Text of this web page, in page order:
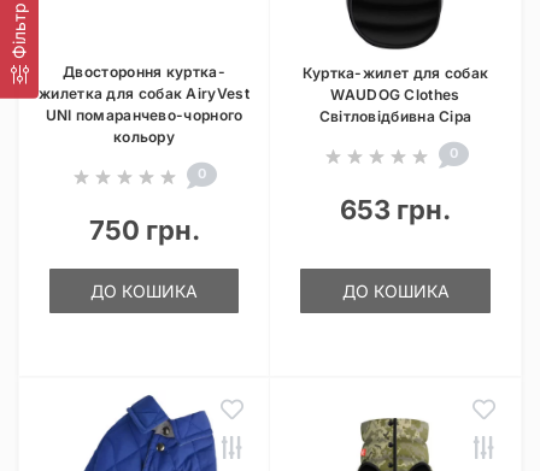
Фільтр
Двостороння куртка-
жилетка для собак AiryVest
UNI помаранчево-чорного
кольору
0
750 грн.
ДО КОШИКА
Куртка-жилет для собак
WAUDOG Clothes
Світловідбивна Сіра
0
653 грн.
ДО КОШИКА